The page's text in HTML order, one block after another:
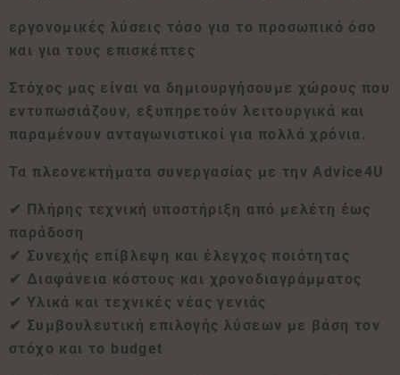
εργονομικές λύσεις τόσο για το προσωπικό όσο
και για τους επισκέπτες
Στόχος μας είναι να δημιουργήσουμε χώρους που
εντυπωσιάζουν, εξυπηρετούν λειτουργικά και
παραμένουν ανταγωνιστικοί για πολλά χρόνια.
Τα πλεονεκτήματα συνεργασίας με την Advice4U
✔ Πλήρης τεχνική υποστήριξη από μελέτη έως
παράδοση
✔ Συνεχής επίβλεψη και έλεγχος ποιότητας
✔ Διαφάνεια κόστους και χρονοδιαγράμματος
✔ Υλικά και τεχνικές νέας γενιάς
✔ Συμβουλευτική επιλογής λύσεων με βάση τον
στόχο και το budget